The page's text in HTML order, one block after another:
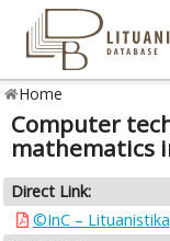
Home
Computer
mathematics
Direct Link:
©InC – Lituanistika